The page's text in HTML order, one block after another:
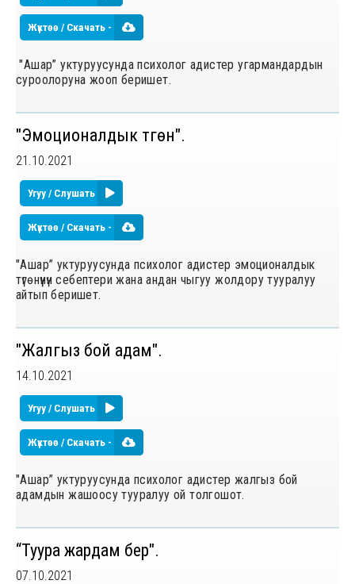
Жүктөө / Скачать -
"Ашар” уктуруусунда психолог адистер угармандардын
суроолоруна жооп беришет.
"Эмоционалдык түгѳнүү".
21.10.2021
Угуу / Слушать
Жүктөө / Скачать -
"Ашар” уктуруусунда психолог адистер эмоционалдык
түгѳнүүнүн себептери жана андан чыгуу жолдору тууралуу
айтып беришет.
"Жалгыз бой адам".
14.10.2021
Угуу / Слушать
Жүктөө / Скачать -
"Ашар” уктуруусунда психолог адистер жалгыз бой
адамдын жашоосу тууралуу ой толгошот.
“Туура жардам берүү".
07.10.2021